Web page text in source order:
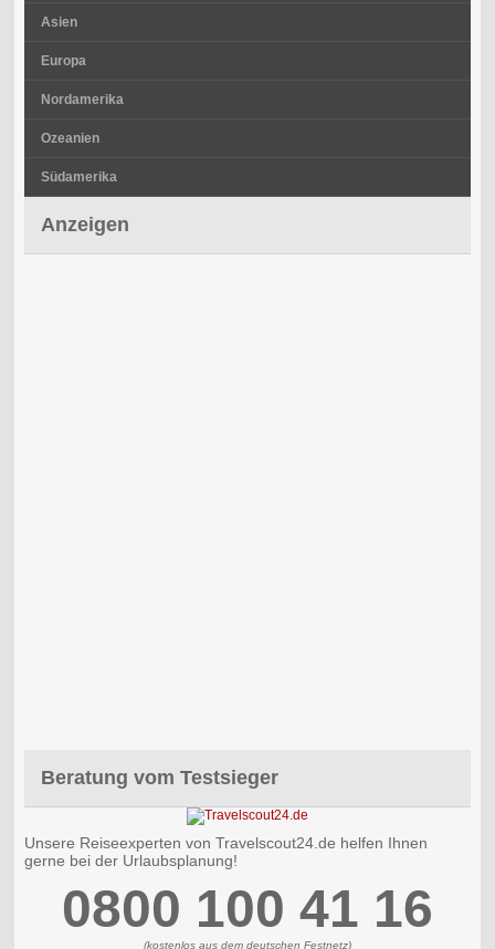
Asien
Europa
Nordamerika
Ozeanien
Südamerika
Anzeigen
Beratung vom Testsieger
Unsere Reiseexperten von Travelscout24.de helfen Ihnen
gerne bei der Urlaubsplanung!
0800 100 41 16
(kostenlos aus dem deutschen Festnetz)